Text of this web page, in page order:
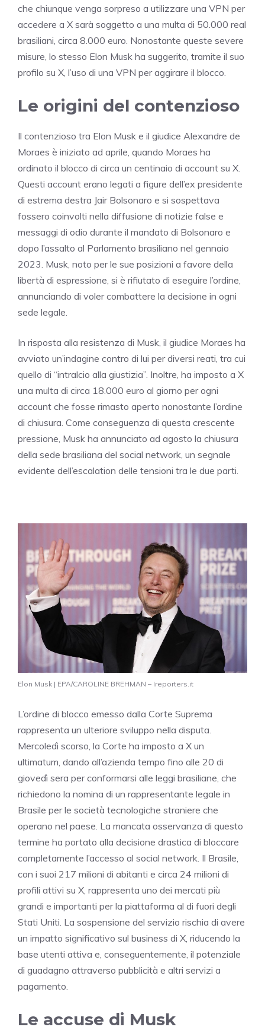
che chiunque venga sorpreso a utilizzare una VPN per
accedere a X sarà soggetto a una multa di 50.000 real
brasiliani, circa 8.000 euro. Nonostante queste severe
misure, lo stesso Elon Musk ha suggerito, tramite il suo
profilo su X, l’uso di una VPN per aggirare il blocco.
Le origini del contenzioso
Il contenzioso tra Elon Musk e il giudice Alexandre de
Moraes è iniziato ad aprile, quando Moraes ha
ordinato il blocco di circa un centinaio di account su X.
Questi account erano legati a figure dell’ex presidente
di estrema destra Jair Bolsonaro e si sospettava
fossero coinvolti nella diffusione di notizie false e
messaggi di odio durante il mandato di Bolsonaro e
dopo l’assalto al Parlamento brasiliano nel gennaio
2023. Musk, noto per le sue posizioni a favore della
libertà di espressione, si è rifiutato di eseguire l’ordine,
annunciando di voler combattere la decisione in ogni
sede legale.
In risposta alla resistenza di Musk, il giudice Moraes ha
avviato un’indagine contro di lui per diversi reati, tra cui
quello di “intralcio alla giustizia”. Inoltre, ha imposto a X
una multa di circa 18.000 euro al giorno per ogni
account che fosse rimasto aperto nonostante l’ordine
di chiusura. Come conseguenza di questa crescente
pressione, Musk ha annunciato ad agosto la chiusura
della sede brasiliana del social network, un segnale
evidente dell’escalation delle tensioni tra le due parti.
Elon Musk | EPA/CAROLINE BREHMAN – Ireporters.it
L’ordine di blocco emesso dalla Corte Suprema
rappresenta un ulteriore sviluppo nella disputa.
Mercoledì scorso, la Corte ha imposto a X un
ultimatum, dando all’azienda tempo fino alle 20 di
giovedì sera per conformarsi alle leggi brasiliane, che
richiedono la nomina di un rappresentante legale in
Brasile per le società tecnologiche straniere che
operano nel paese. La mancata osservanza di questo
termine ha portato alla decisione drastica di bloccare
completamente l’accesso al social network. Il Brasile,
con i suoi 217 milioni di abitanti e circa 24 milioni di
profili attivi su X, rappresenta uno dei mercati più
grandi e importanti per la piattaforma al di fuori degli
Stati Uniti. La sospensione del servizio rischia di avere
un impatto significativo sul business di X, riducendo la
base utenti attiva e, conseguentemente, il potenziale
di guadagno attraverso pubblicità e altri servizi a
pagamento.
Le accuse di Musk